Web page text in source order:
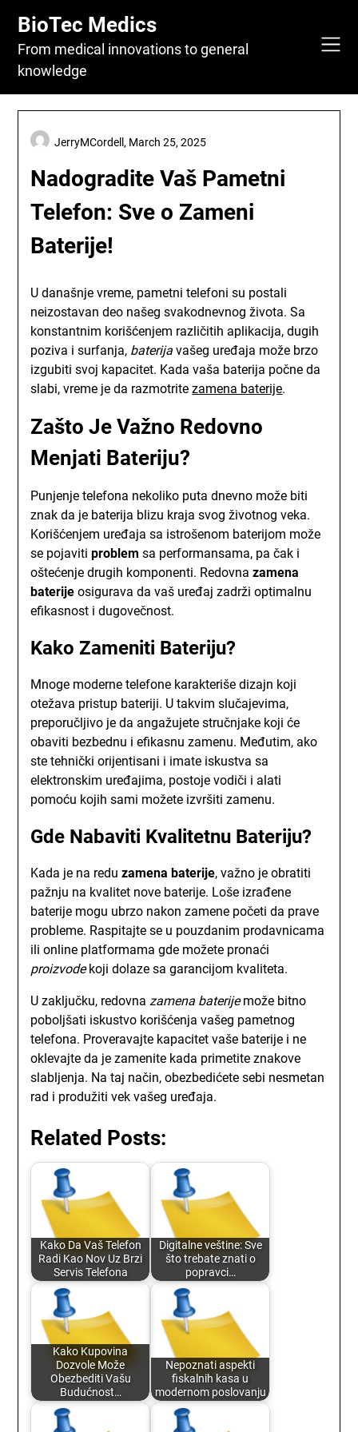
content
BioTec Medics
From medical innovations to general
knowledge
Nadogradite Vaš Pametni
Telefon: Sve o Zameni
Baterije!
JerryMCordell, March 25, 2025
U današnje vreme, pametni telefoni su postali
neizostavan deo našeg svakodnevnog života. Sa
konstantnim korišćenjem različitih aplikacija, dugih
poziva i surfanja, baterija vašeg uređaja može brzo
izgubiti svoj kapacitet. Kada vaša baterija počne da
slabi, vreme je da razmotritezamena baterije.
Zašto Je Važno Redovno
Menjati Bateriju?
Punjenje telefona nekoliko puta dnevno može biti
znak da je baterija blizu kraja svog životnog veka.
Korišćenjem uređaja sa istrošenom baterijom može
se pojavitiproblem sa performansama, pa čak i
oštećenje drugih komponenti. Redovnazamena
baterije osigurava da vaš uređaj zadrži optimalnu
efikasnost i dugovečnost.
Kako Zameniti Bateriju?
Mnoge moderne telefone karakteriše dizajn koji
otežava pristup bateriji. U takvim slučajevima,
preporučljivo je da angažujete stručnjake koji će
obaviti bezbednu i efikasnu zamenu. Međutim, ako
ste tehnički orijentisani i imate iskustva sa
elektronskim uređajima, postoje vodiči i alati
pomoću kojih sami možete izvršiti zamenu.
Gde Nabaviti Kvalitetnu Bateriju?
Kada je na reduzamena baterije, važno je obratiti
pažnju na kvalitet nove baterije. Loše izrađene
baterije mogu ubrzo nakon zamene početi da prave
probleme. Raspitajte se u pouzdanim prodavnicama
ili online platformama gde možete pronaći
proizvodekoji dolaze sa garancijom kvaliteta.
U zaključku, redovnazamena baterijemože bitno
poboljšati iskustvo korišćenja vašeg pametnog
telefona. Proveravajte kapacitet vaše baterije i ne
oklevajte da je zamenite kada primetite znakove
slabljenja. Na taj način, obezbedićete sebi nesmetan
rad i produžiti vek vašeg uređaja.
Related Posts:
Kako Da Vaš Telefon
Radi Kao Nov Uz Brzi
Servis Telefona
Digitalne veštine: Sve
što trebate znati o
popravci…
Kako Kupovina
Dozvole Može
Obezbediti Vašu
Budućnost…
Nepoznati aspekti
fiskalnih kasa u
modernom poslovanju